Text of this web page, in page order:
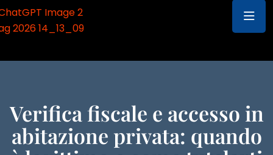
Verifica fiscale e accesso in
abitazione privata: quando